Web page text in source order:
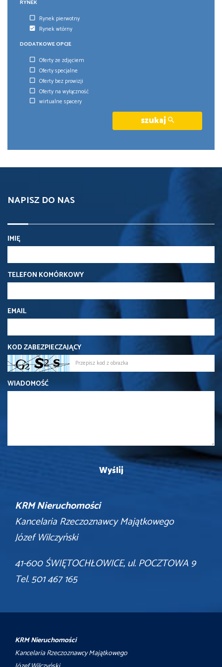
RYNEK
Rynek pierwotny
Rynek wtórny
DODATKOWE OPCJE
Oferty ze zdjęciem
Oferty specjalne
Oferty bez prowizji
Oferty na wyłączność
wirtualne spacery
szukaj
NAPISZ DO NAS
IMIĘ
TELEFON KOMÓRKOWY
EMAIL
KOD ZABEZPIECZAJĄCY
WIADOMOŚĆ
KRM Nieruchomości
Kancelaria Rzeczoznawcy Majątkowego
Józef Wilczyński
41-600 ŚWIĘTOCHŁOWICE, ul. POCZTOWA 9
Tel. 501 467 165
KRM Nieruchomości
Kancelaria Rzeczoznawcy Majątkowego